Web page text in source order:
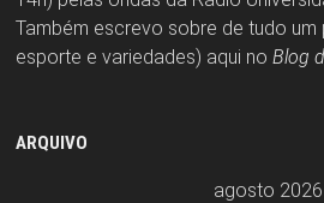
Também escrevo sobre de tudo um
esporte e variedades) aqui no Blog
ARQUIVO
agosto 2026